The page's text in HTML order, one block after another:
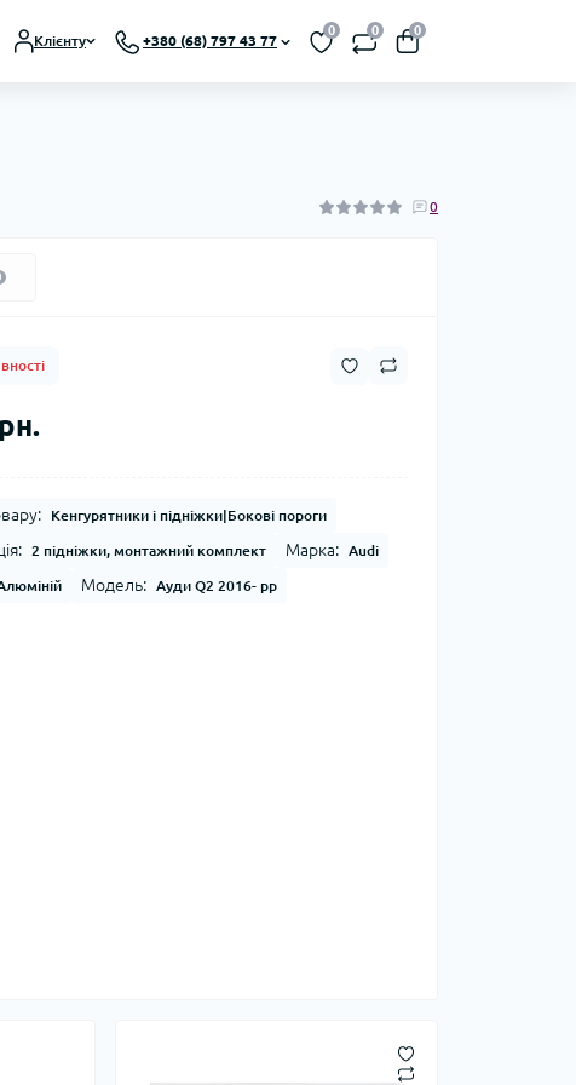
Клієнту +380 (68) 797 43 77
0 0 0
0
Кенгурятники і підніжки|Бокові пороги
2 підніжки, монтажний комплект Марка: Audi
Модель: Ауди Q2 2016- рр